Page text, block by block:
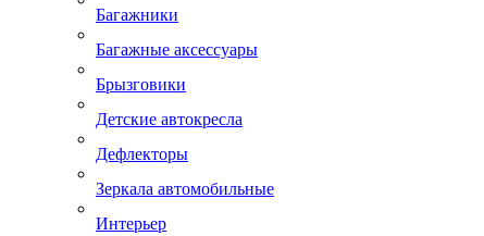
Багажники
Багажные аксессуары
Брызговики
Детские автокресла
Дефлекторы
Зеркала автомобильные
Интерьер